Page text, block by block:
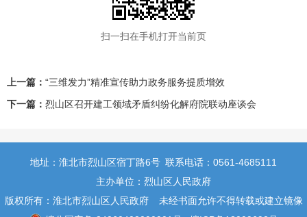
扫一扫在手机打开当前页
上一篇： “三维发力”精准宣传助力政务服务提质增效
下一篇： 烈山区召开建工领域矛盾纠纷化解府院联动座谈会
地址：淮北市烈山区宿丁路6号 联系电话：0561-4685111
主办单位：烈山区人民政府
版权所有：淮北市烈山区人民政府
未经书面允许不得转载或建立镜像